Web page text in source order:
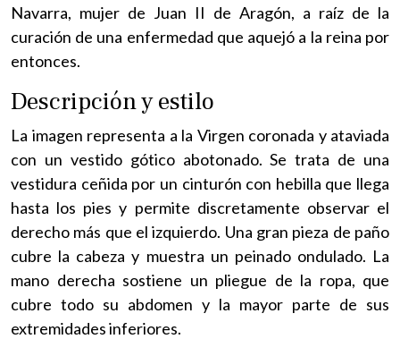
Navarra, mujer de Juan II de Aragón, a raíz de la
curación de una enfermedad que aquejó a la reina por
entonces.
Descripción y estilo
La imagen representa a la Virgen coronada y ataviada
con un vestido gótico abotonado. Se trata de una
vestidura ceñida por un cinturón con hebilla que llega
hasta los pies y permite discretamente observar el
derecho más que el izquierdo. Una gran pieza de paño
cubre la cabeza y muestra un peinado ondulado. La
mano derecha sostiene un pliegue de la ropa, que
cubre todo su abdomen y la mayor parte de sus
extremidades inferiores.